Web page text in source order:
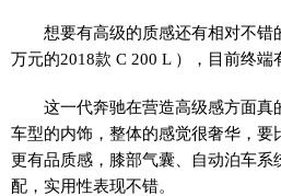
想要有高级的质感还有相对不错
万元的2018款 C 200 L ），目前终端
这一代奔驰在营造高级感方面真
车型的内饰，整体的感觉很奢华，要
更有品质感，膝部气囊、自动泊车系
配，实用性表现不错。